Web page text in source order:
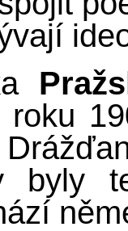
roku
byly